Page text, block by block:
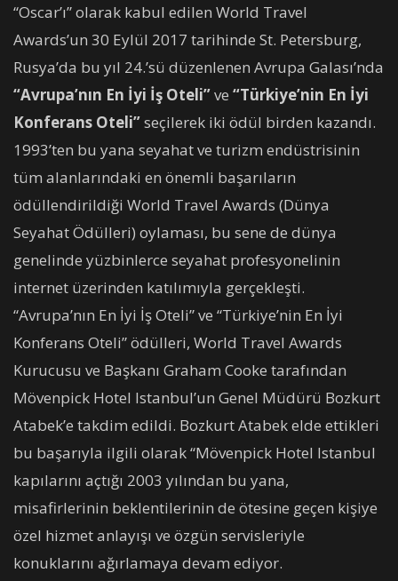
“Oscar’ı” olarak kabul edilen World Travel
Awards’un 30 Eylül 2017 tarihinde St. Petersburg,
Rusya’da bu yıl 24.’sü düzenlenen Avrupa Galası’nda
“Avrupa’nın En İyi İş Oteli”ve “Türkiye’nin En İyi
Konferans Oteli”seçilerek iki ödül birden kazandı.
1993’ten bu yana seyahat ve turizm endüstrisinin
tüm alanlarındaki en önemli başarıların
ödüllendirildiği World Travel Awards (Dünya
Seyahat Ödülleri) oylaması, bu sene de dünya
genelinde yüzbinlerce seyahat profesyonelinin
internet üzerinden katılımıyla gerçekleşti.
“Avrupa’nın En İyi İş Oteli” ve “Türkiye’nin En İyi
Konferans Oteli” ödülleri, World Travel Awards
Kurucusu ve Başkanı Graham Cooke tarafından
Mövenpick Hotel Istanbul’un Genel Müdürü Bozkurt
Atabek’e takdim edildi. Bozkurt Atabek elde ettikleri
bu başarıyla ilgili olarak “Mövenpick Hotel Istanbul
kapılarını açtığı 2003 yılından bu yana,
misafirlerinin beklentilerinin de ötesine geçen kişiye
özel hizmet anlayışı ve özgün servisleriyle
konuklarını ağırlamaya devam ediyor.